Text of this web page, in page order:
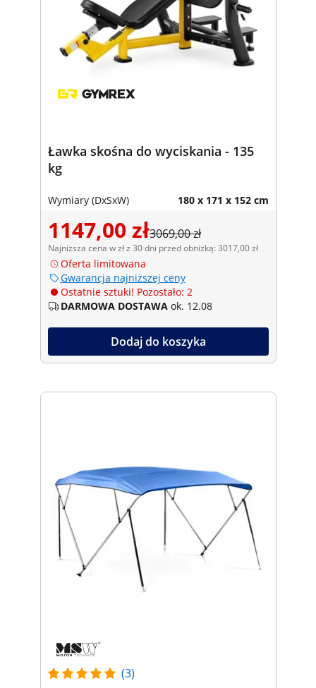
Ławka skośna do wyciskania - 135
kg
Wymiary (DxSxW) 180 x 171 x 152 cm
1147,00 zł3069,00 zł
Najniższa cena w zł z 30 dni przed obniżką: 3017,00 zł
Oferta limitowana
Gwarancja najniższej ceny
Ostatnie sztuki! Pozostało: 2
DARMOWA DOSTAWA ok. 12.08
Dodaj do koszyka
(3)